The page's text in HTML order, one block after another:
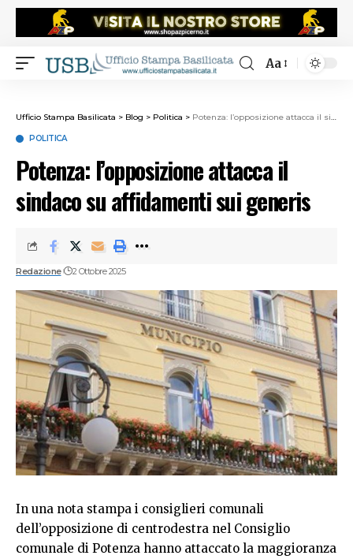
Aa
Ufficio Stampa Basilicata > Blog > Politica > Potenza: l’opposizione attacca il sindaco su affidamenti sui generis
POLITICA
Potenza: l’opposizione attacca il
sindaco su affidamenti sui generis
Redazione 2 Ottobre 2025
In una nota stampa i consiglieri comunali
dell’opposizione di centrodestra nel Consiglio
comunale di Potenza hanno attaccato la maggioranza